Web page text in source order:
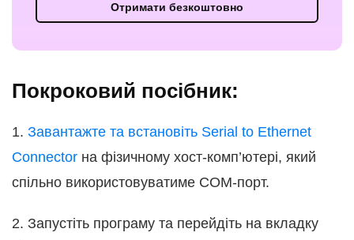
Отримати безкоштовно
Покроковий посібник:
1. Завантажте та встановіть Serial to Ethernet
Connector на фізичному хост-комп’ютері, який
спільно використовуватиме COM-порт.
2. Запустіть програму та перейдіть на вкладку